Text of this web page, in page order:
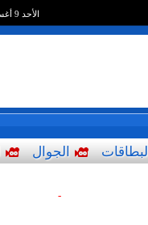
الأحد 9 أغسطس 2026
البطاقات الجوال
-